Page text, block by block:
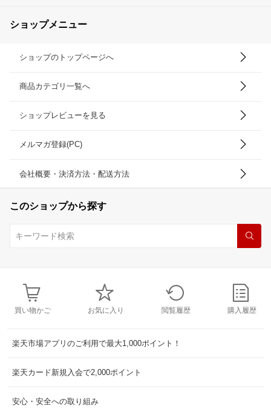
ショップメニュー
ショップのトップページへ
商品カテゴリ一覧へ
ショップレビューを見る
メルマガ登録(PC)
会社概要・決済方法・配送方法
このショップから探す
買い物かご お気に入り 閲覧履歴 購入履歴
楽天市場アプリのご利用で最大1,000ポイント！
楽天カード新規入会で2,000ポイント
安心・安全への取り組み